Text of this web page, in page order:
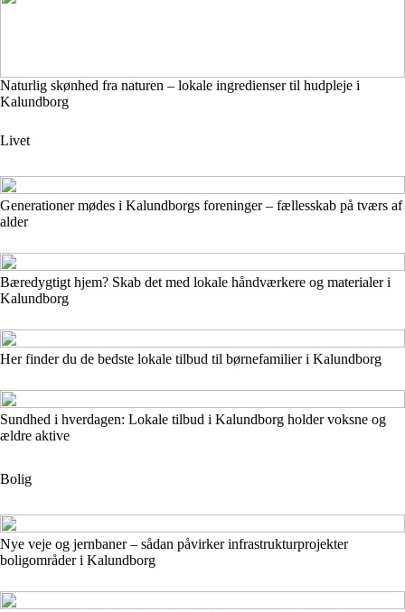
Naturlig skønhed fra naturen – lokale ingredienser til hudpleje i
Kalundborg
Livet
Generationer mødes i Kalundborgs foreninger – fællesskab på tværs af
alder
Bæredygtigt hjem? Skab det med lokale håndværkere og materialer i
Kalundborg
Her finder du de bedste lokale tilbud til børnefamilier i Kalundborg
Sundhed i hverdagen: Lokale tilbud i Kalundborg holder voksne og
ældre aktive
Bolig
Nye veje og jernbaner – sådan påvirker infrastrukturprojekter
boligområder i Kalundborg